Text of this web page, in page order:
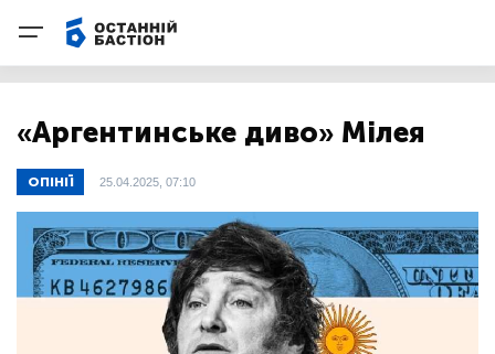
«Аргентинське диво» Мілея
ОПІНІЇ 25.04.2025, 07:10